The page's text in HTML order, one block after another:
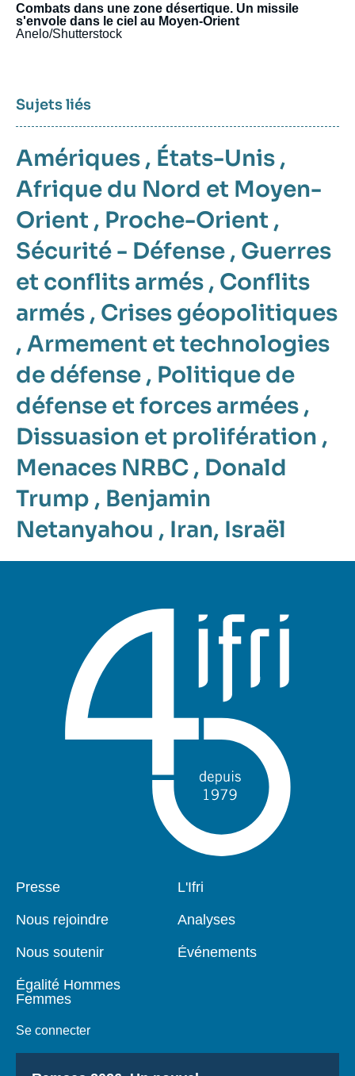
Combats dans une zone désertique. Un missile
s'envole dans le ciel au Moyen-Orient
Anelo/Shutterstock
Sujets liés
Amériques , États-Unis ,
Afrique du Nord et Moyen-
Orient , Proche-Orient ,
Sécurité - Défense , Guerres
et conflits armés , Conflits
armés , Crises géopolitiques
, Armement et technologies
de défense , Politique de
défense et forces armées ,
Dissuasion et prolifération ,
Menaces NRBC , Donald
Trump , Benjamin
Netanyahou , Iran, Israël
Pied
Presse
Nous rejoindre
Nous soutenir
Égalité Hommes
Femmes
Se connecter
Navigation
L'Ifri
Analyses
Événements